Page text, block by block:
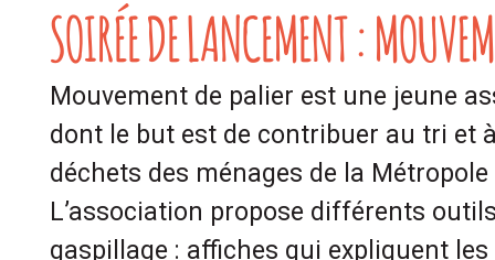
SOIRÉE DE LANCEMENT :
Mouvement de palier est une jeune
dont le but est de contribuer au tri et
déchets des ménages de la Métropole
L’association propose différents
gaspillage : affiches qui expliquent